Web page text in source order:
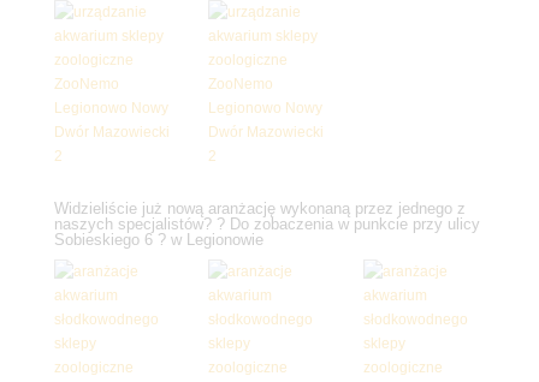
Widzieliście już nową aranżację wykonaną przez jednego z
naszych specjalistów? ? Do zobaczenia w punkcie przy ulicy
Sobieskiego 6 ? w Legionowie